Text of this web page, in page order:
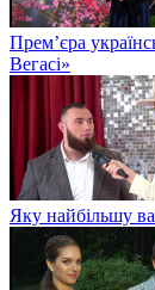
Прем’єра
Вегасі»
Яку найбільшу